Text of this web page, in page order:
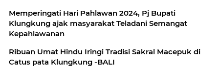
Memperingati Hari Pahlawan 2024, Pj Bupati
Klungkung ajak masyarakat Teladani Semangat
Kepahlawanan
Ribuan Umat Hindu Iringi Tradisi Sakral Macepuk di
Catus pata Klungkung -BALI